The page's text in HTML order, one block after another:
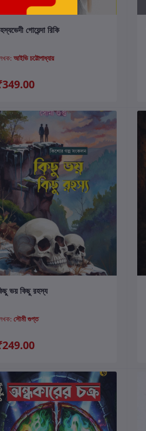
কার্টে যোগ করুন
গোয়েন্দা রিকি
আইভি চট্টোপাধ্যায়
কার্টে যোগ করুন
ভয় কিছু রহস্য
সৌমী গুপ্ত